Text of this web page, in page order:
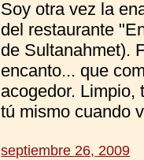
Soy otra vez la
del restaurante
de Sultanahmet).
encanto... que
acogedor. Limpio,
tú mismo cuando
septiembre 26, 2009